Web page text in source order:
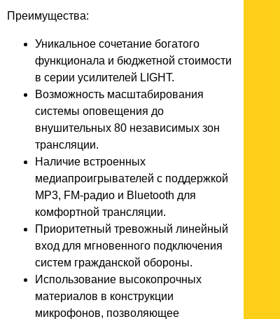
Преимущества:
Уникальное сочетание богатого
функционала и бюджетной стоимости
в серии усилителей LIGHT.
Возможность масштабирования
системы оповещения до
внушительных 80 независимых зон
трансляции.
Наличие встроенных
медиапроигрывателей с поддержкой
MP3, FM-радио и Bluetooth для
комфортной трансляции.
Приоритетный тревожный линейный
вход для мгновенного подключения
систем гражданской обороны.
Использование высокопрочных
материалов в конструкции
микрофонов, позволяющее